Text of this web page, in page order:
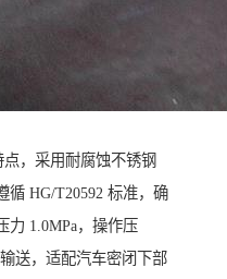
，采用耐腐蚀不锈钢
循 HG/T20592 标准，确
力 1.0MPa，操作压
送，适配汽车密闭下部